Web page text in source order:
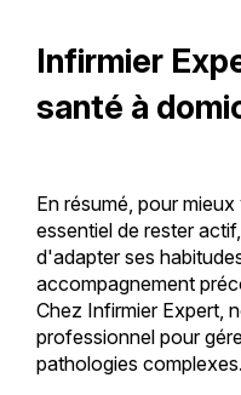
Infirmier
santé à
En résumé, pour
essentiel de rester
d'adapter ses
accompagnement
Chez Infirmier Expert,
professionnel pour
pathologies complexes.